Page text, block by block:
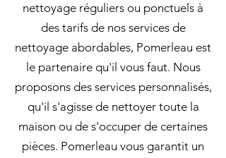
nettoyage réguliers ou ponctuels à
des tarifs de nos services de
nettoyage abordables, Pomerleau est
le partenaire qu'il vous faut. Nous
proposons des services personnalisés,
qu'il s'agisse de nettoyer toute la
maison ou de s'occuper de certaines
pièces. Pomerleau vous garantit un